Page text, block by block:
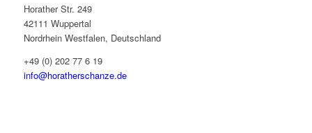
Horather Str. 249
42111 Wuppertal
Nordrhein Westfalen, Deutschland
+49 (0) 202 77 6 19
info@horatherschanze.de